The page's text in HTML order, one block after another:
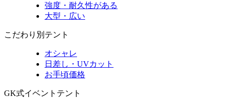
強度・耐久性がある
大型・広い
こだわり別テント
オシャレ
日差し・UVカット
お手頃価格
GK式イベントテント